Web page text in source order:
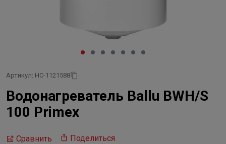
Артикул: НС-1121588
Водонагреватель Ballu BWH/S
100 Primex
Сравнить Поделиться